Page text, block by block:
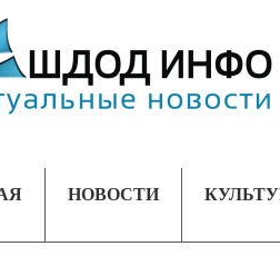
НОВОСТИ